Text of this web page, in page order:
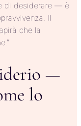
di desiderare — è
Il
che la
—
lo